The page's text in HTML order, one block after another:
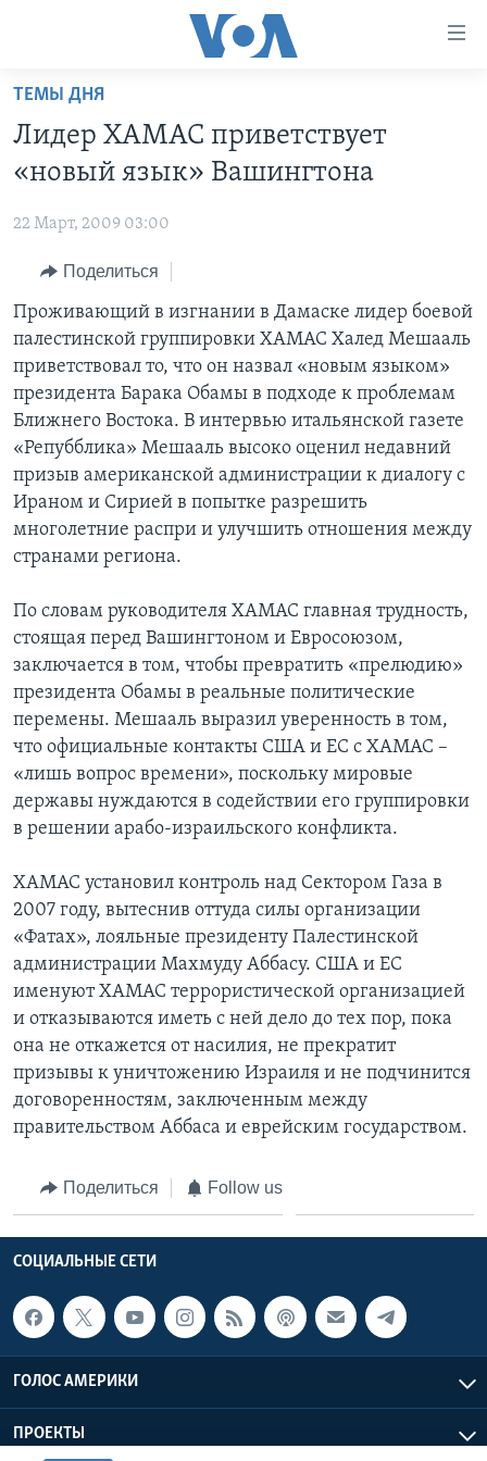
Перейти
основной
контент
навигации
Перейти
поиск
ПРОГРАММЫ
НОВОСТИ ЗА МИНУТУ
ИТОГИ
ПОЧЕМУ ЭТО ВАЖНО?
ДИСКУССИЯ VOA
ДЕТАЛИ
НЬЮ-ЙОРК NEW YORK
АМЕРИКА. БОЛЬШОЕ ПУТЕШЕСТВИЕ
УЧИМ АНГЛИЙСКИЙ
НАША АМЕРИКАНСКАЯ ИСТОРИЯ
А КАК В АМЕРИКЕ?
АМЕРИКАНСКИЕ ГОРОДКИ
ТЕСТЫ
ЭКСПЕРТИЗА
ИНТЕРВЬЮ
ФАКТЫ ПРОТИВ ФЕЙКОВ
ЗА СВОБОДУ ПРЕССЫ
УЧИМ АНГЛИЙСКИЙ
ВИДЕО
ПОДПИСКА НА НОВОСТИ
Learning English
Языки
ТЕМЫ ДНЯ
Лидер ХАМАС приветствует
«новый язык» Вашингтона
22 Март, 2009 03:00
Поделиться
Проживающий в изгнании в Дамаске лидер боевой
палестинской группировки ХАМАС Халед Мешааль
приветствовал то, что он назвал «новым языком»
президента Барака Обамы в подходе к проблемам
Ближнего Востока. В интервью итальянской газете
«Репубблика» Мешааль высоко оценил недавний
призыв американской администрации к диалогу с
Ираном и Сирией в попытке разрешить
многолетние распри и улучшить отношения между
странами региона.
По словам руководителя ХАМАС главная трудность,
стоящая перед Вашингтоном и Евросоюзом,
заключается в том, чтобы превратить «прелюдию»
президента Обамы в реальные политические
перемены. Мешааль выразил уверенность в том,
что официальные контакты США и ЕС с ХАМАС –
«лишь вопрос времени», поскольку мировые
державы нуждаются в содействии его группировки
в решении арабо-израильского конфликта.
ХАМАС установил контроль над Сектором Газа в
2007 году, вытеснив оттуда силы организации
«Фатах», лояльные президенту Палестинской
администрации Махмуду Аббасу. США и ЕС
именуют ХАМАС террористической организацией
и отказываются иметь с ней дело до тех пор, пока
она не откажется от насилия, не прекратит
призывы к уничтожению Израиля и не подчинится
договоренностям, заключенным между
правительством Аббаса и еврейским государством.
Поделиться Follow us
СОЦИАЛЬНЫЕ СЕТИ
ГОЛОС АМЕРИКИ
ПРОЕКТЫ